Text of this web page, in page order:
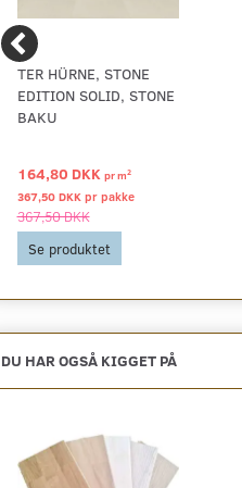
TER HÜRNE, STONE
EDITION SOLID, STONE
BAKU
164,80 DKK prm2
367,50 DKK pr pakke
367,50 DKK
Se produktet
DU HAR OGSÅ KIGGET PÅ